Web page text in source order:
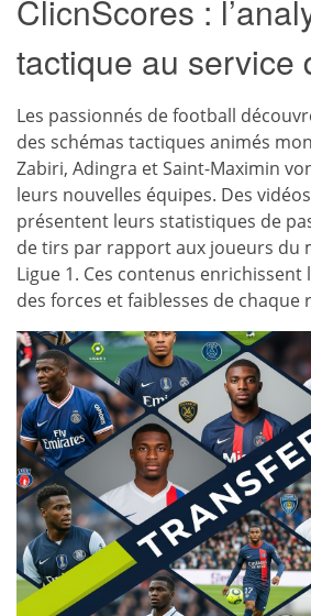
ClicnScores :
tactique au service
Les passionnés de football
des schémas tactiques animés
Zabiri, Adingra et Saint-Maximin
leurs nouvelles équipes. Des
présentent leurs statistiques de
de tirs par rapport aux joueurs du
Ligue 1. Ces contenus
des forces et faiblesses de chaque